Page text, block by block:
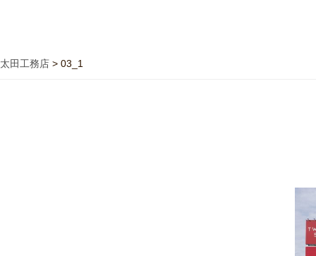
太田工務店 > 03_1